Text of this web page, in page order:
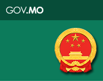
RAE
de
Macau